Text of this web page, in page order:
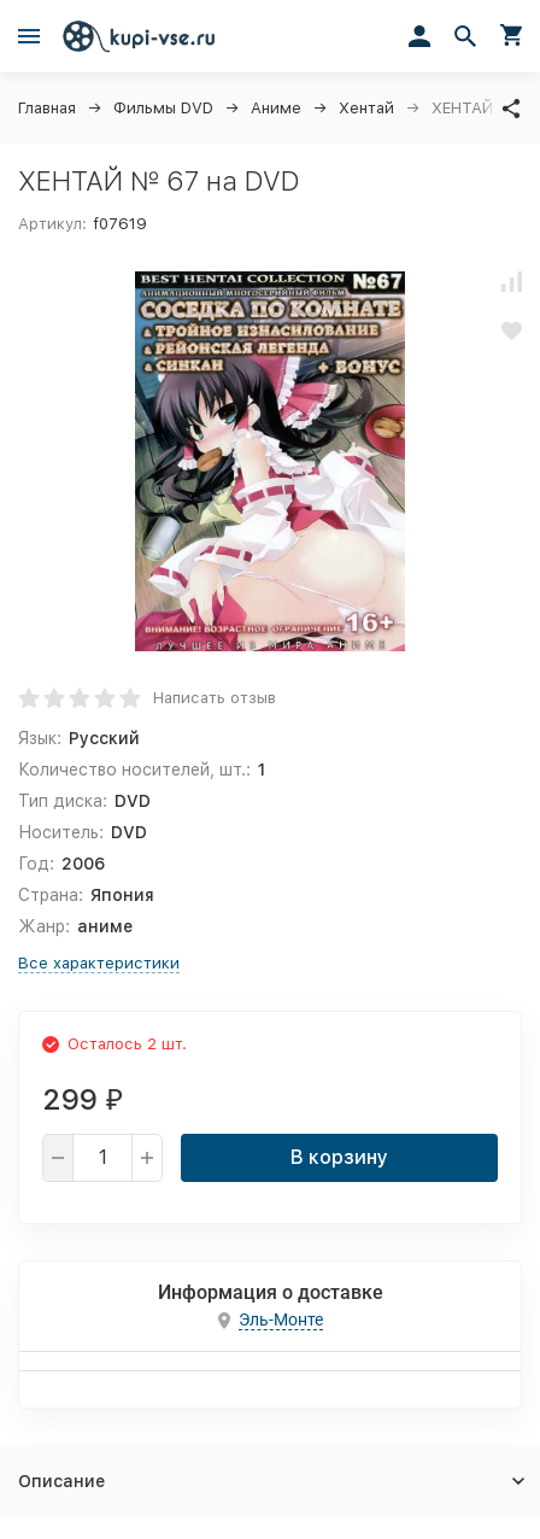
Главная Фильмы DVD Аниме Хентай ХЕНТАЙ № 67
ХЕНТАЙ № 67 на DVD
Артикул: f07619
Написать отзыв
Язык: Русский
Количество носителей, шт.: 1
Тип диска: DVD
Носитель: DVD
Год: 2006
Страна: Япония
Жанр: аниме
Все характеристики
Осталось 2 шт.
299 ₽
В корзину
Информация о доставке
Эль-Монте
Описание